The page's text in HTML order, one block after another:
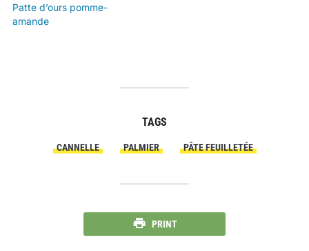
Patte d’ours pomme-
amande
TAGS
CANNELLE PALMIER PÂTE FEUILLETÉE
PRINT